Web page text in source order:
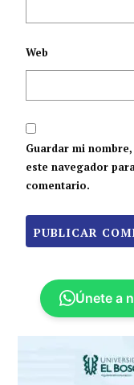
Web
Guardar mi
este navegador
comentario.
Únete a